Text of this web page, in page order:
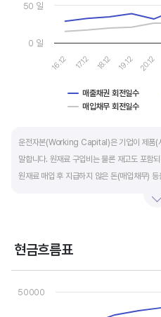
매출채권 회전일수
매입채무 회전일수
16.12 17.12 18.12 19.12 20.12
0 일
50 일
운전자본(Working Capital)은 기업이 제품(
말합니다. 원재료 구입비는 물론 재고도 포함
원재료 매입 후 지급하지 않은 돈(매입채무) 등
높습니다. 따라서 운전자본 규모 보다는 현금
운전자본 회전일수는 낮을 수록 좋습니다. 운
빠릅니다. 현금 → 원재료 → 제품 → 매출채권
현금흐름표
Chart
View as data table, Chart
The chart has 1 X axis
50000